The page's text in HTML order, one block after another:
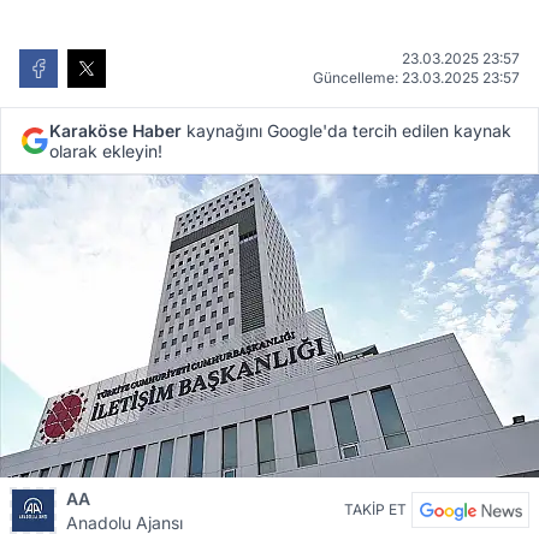
23.03.2025 23:57
Güncelleme: 23.03.2025 23:57
Karaköse Haber kaynağını Google'da tercih edilen kaynak
olarak ekleyin!
AA
Anadolu Ajansı
TAKİP ET